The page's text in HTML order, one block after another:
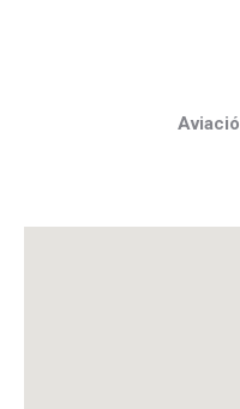
Aviació